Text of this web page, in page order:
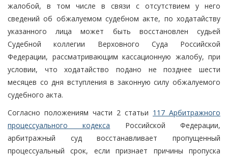
жалобой, в том числе в связи с отсутствием у него
сведений об обжалуемом судебном акте, по ходатайству
указанного лица может быть восстановлен судьей
Судебной коллегии Верховного Суда Российской
Федерации, рассматривающим кассационную жалобу, при
условии, что ходатайство подано не позднее шести
месяцев со дня вступления в законную силу обжалуемого
судебного акта.
Согласно положениям части 2 статьи 117 Арбитражного
процессуального кодекса Российской Федерации,
арбитражный суд восстанавливает пропущенный
процессуальный срок, если признает причины пропуска